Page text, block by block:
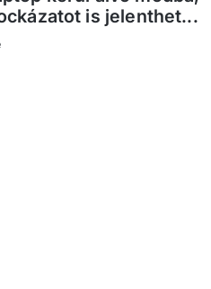
is jelenthet...